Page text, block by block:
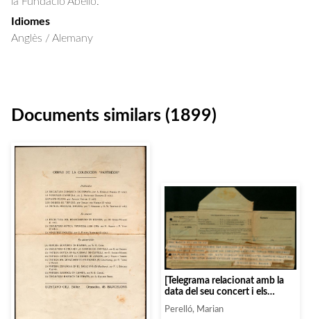
Idiomes
Anglès / Alemany
Documents similars (1899)
[Telegrama relacionat amb la
data del seu concert i els
Perelló, Marian